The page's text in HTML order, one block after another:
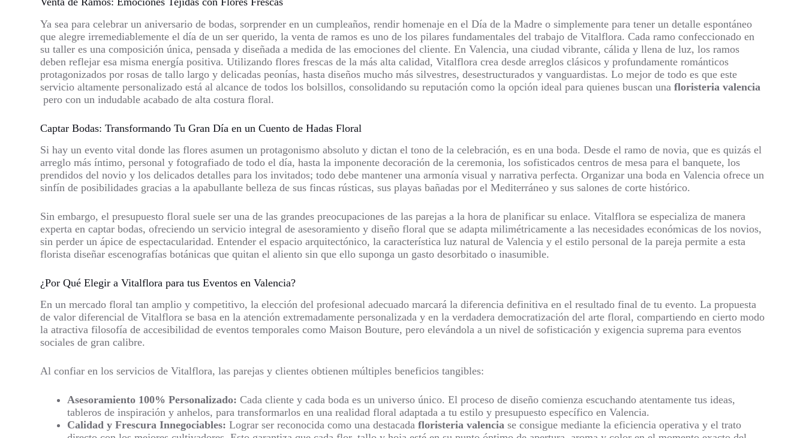
Ya sea para celebrar un aniversario de bodas, sorprender en un cumpleaños, rendir homenaje en el Día de la Madre o simplemente para tener un detalle espontáneo
que alegre irremediablemente el día de un ser querido, la venta de ramos es uno de los pilares fundamentales del trabajo de Vitalflora. Cada ramo confeccionado en
su taller es una composición única, pensada y diseñada a medida de las emociones del cliente. En Valencia, una ciudad vibrante, cálida y llena de luz, los ramos
deben reflejar esa misma energía positiva. Utilizando flores frescas de la más alta calidad, Vitalflora crea desde arreglos clásicos y profundamente románticos
protagonizados por rosas de tallo largo y delicadas peonías, hasta diseños mucho más silvestres, desestructurados y vanguardistas. Lo mejor de todo es que este
servicio altamente personalizado está al alcance de todos los bolsillos, consolidando su reputación como la opción ideal para quienes buscan unafloristeria valencia
pero con un indudable acabado de alta costura floral.
Captar Bodas: Transformando Tu Gran Día en un Cuento de Hadas Floral
Si hay un evento vital donde las flores asumen un protagonismo absoluto y dictan el tono de la celebración, es en una boda. Desde el ramo de novia, que es quizás el
arreglo más íntimo, personal y fotografiado de todo el día, hasta la imponente decoración de la ceremonia, los sofisticados centros de mesa para el banquete, los
prendidos del novio y los delicados detalles para los invitados; todo debe mantener una armonía visual y narrativa perfecta. Organizar una boda en Valencia ofrece un
sinfín de posibilidades gracias a la apabullante belleza de sus fincas rústicas, sus playas bañadas por el Mediterráneo y sus salones de corte histórico.
Sin embargo, el presupuesto floral suele ser una de las grandes preocupaciones de las parejas a la hora de planificar su enlace. Vitalflora se especializa de manera
experta en captar bodas, ofreciendo un servicio integral de asesoramiento y diseño floral que se adapta milimétricamente a las necesidades económicas de los novios,
sin perder un ápice de espectacularidad. Entender el espacio arquitectónico, la característica luz natural de Valencia y el estilo personal de la pareja permite a esta
florista diseñar escenografías botánicas que quitan el aliento sin que ello suponga un gasto desorbitado o inasumible.
¿Por Qué Elegir a Vitalflora para tus Eventos en Valencia?
En un mercado floral tan amplio y competitivo, la elección del profesional adecuado marcará la diferencia definitiva en el resultado final de tu evento. La propuesta
de valor diferencial de Vitalflora se basa en la atención extremadamente personalizada y en la verdadera democratización del arte floral, compartiendo en cierto modo
la atractiva filosofía de accesibilidad de eventos temporales como Maison Bouture, pero elevándola a un nivel de sofisticación y exigencia suprema para eventos
sociales de gran calibre.
Al confiar en los servicios de Vitalflora, las parejas y clientes obtienen múltiples beneficios tangibles:
Asesoramiento 100% Personalizado: Cada cliente y cada boda es un universo único. El proceso de diseño comienza escuchando atentamente tus ideas,
tableros de inspiración y anhelos, para transformarlos en una realidad floral adaptada a tu estilo y presupuesto específico en Valencia.
Calidad y Frescura Innegociables: Lograr ser reconocida como una destacadafloristeria valencia se consigue mediante la eficiencia operativa y el trato